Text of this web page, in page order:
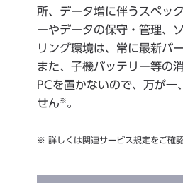
所、データ増に伴うスペッ
ーやデータの保守・管理、
リング環境は、常に最新バ
また、子機バッテリー等の
PCを置かないので、万が
せん ※ 。
※ 詳しくは関連サービス規定をご確認